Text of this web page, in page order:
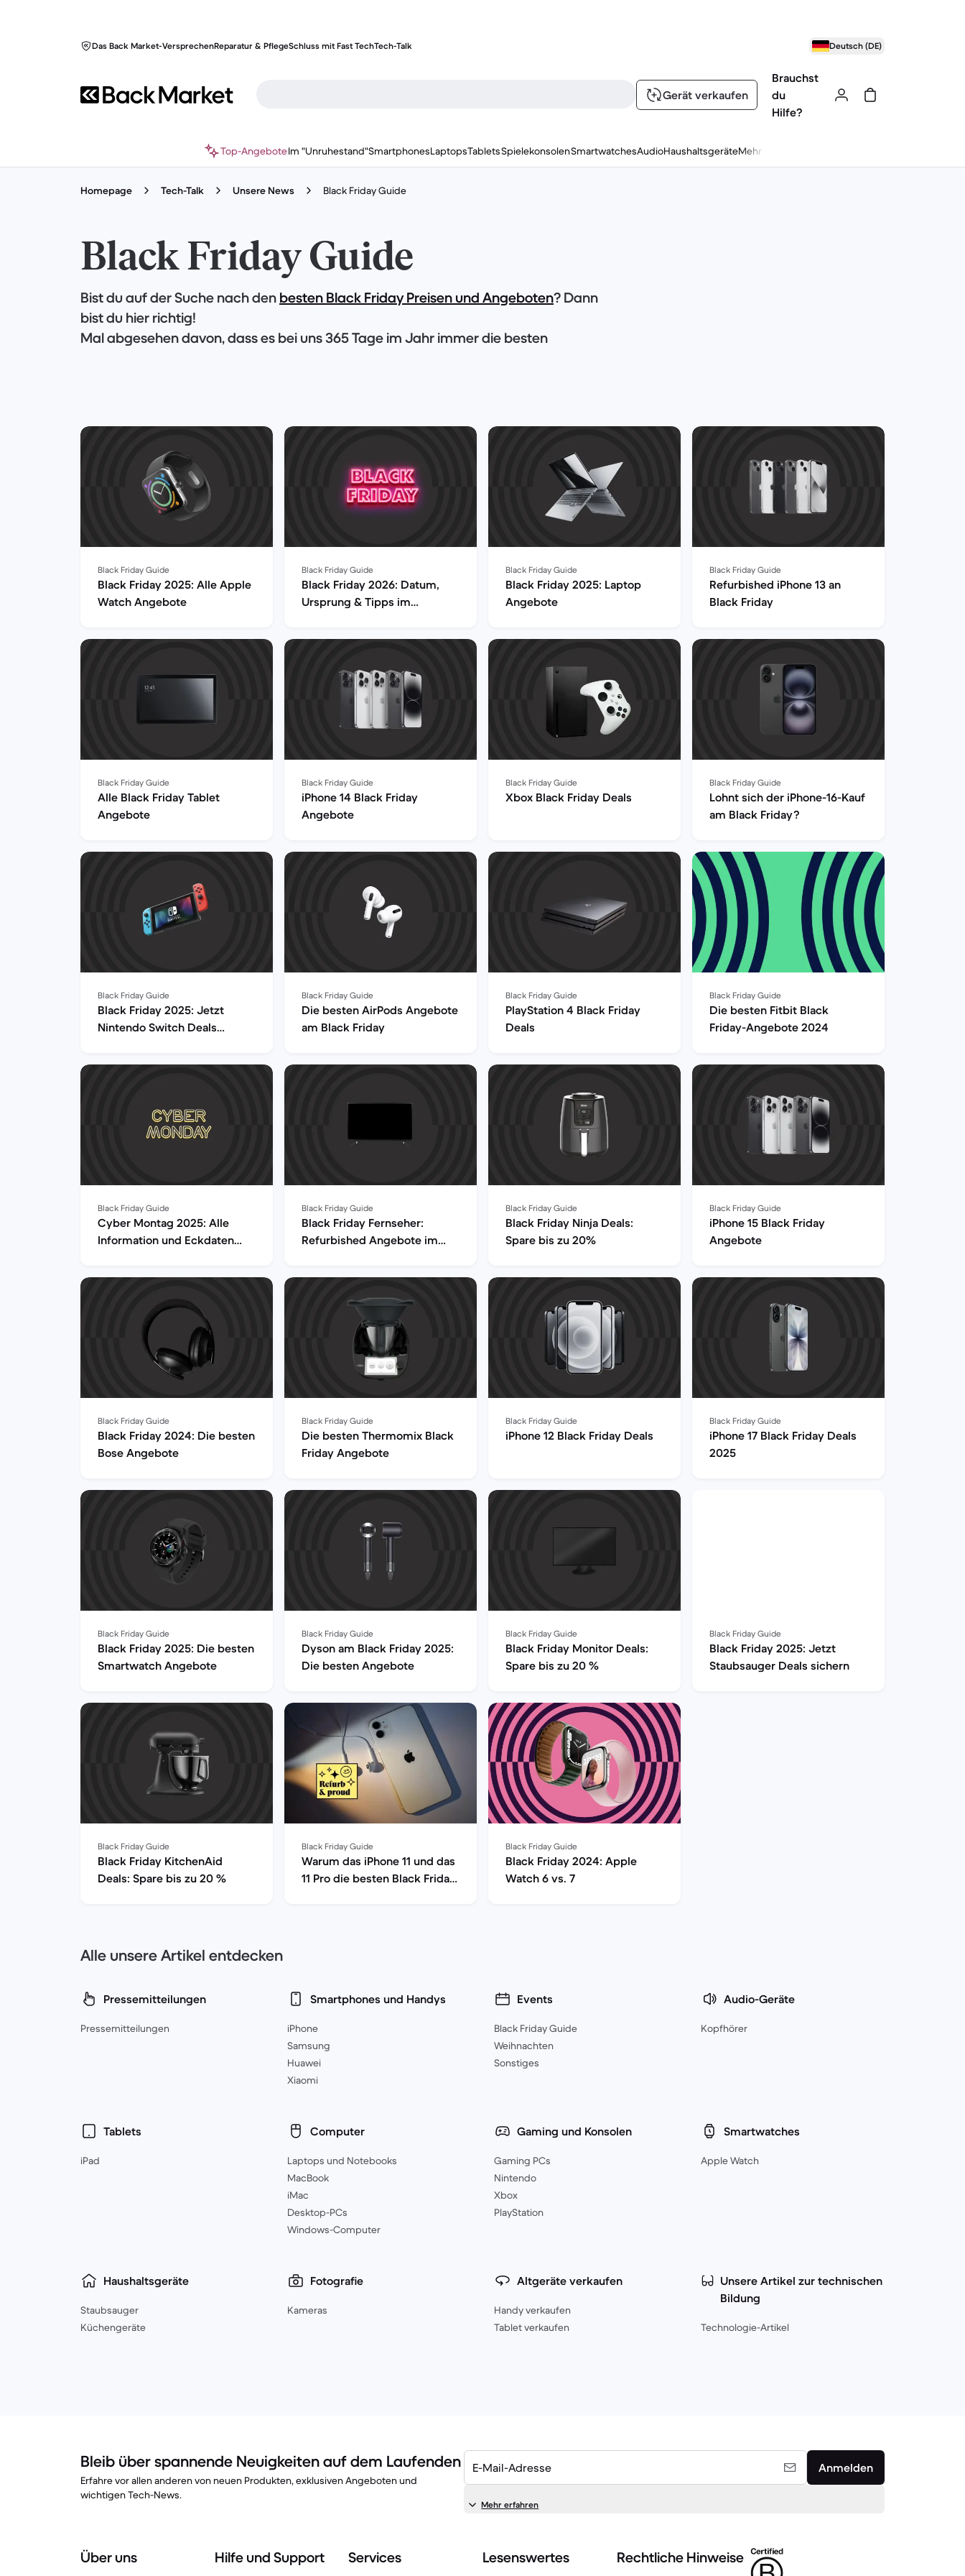
Das Back Market-VersprechenReparatur & PflegeSchluss mit Fast TechTech-Talk Deutsch (DE)
Gerät verkaufen
Brauchst
du
Hilfe?
Top-AngeboteIm "Unruhestand"SmartphonesLaptopsTabletsSpielekonsolenSmartwatchesAudioHaushaltsgeräteMehr
Homepage Tech-Talk Unsere News Black Friday Guide
Black Friday Guide
Bist du auf der Suche nach den besten Black Friday Preisen und Angeboten? Dann
bist du hier richtig!
Mal abgesehen davon, dass es bei uns 365 Tage im Jahr immer die besten
Black Friday Guide
Black Friday 2025: Alle Apple
Watch Angebote
Black Friday Guide
Black Friday 2026: Datum,
Ursprung & Tipps im
Black Friday Guide
Black Friday 2025: Laptop
Angebote
Black Friday Guide
Refurbished iPhone 13 an
Black Friday
Black Friday Guide
Alle Black Friday Tablet
Angebote
Black Friday Guide
iPhone 14 Black Friday
Angebote
Black Friday Guide
Xbox Black Friday Deals
Black Friday Guide
Lohnt sich der iPhone-16-Kauf
am Black Friday?
Black Friday Guide
Black Friday 2025: Jetzt
Nintendo Switch Deals
Black Friday Guide
Die besten AirPods Angebote
am Black Friday
Black Friday Guide
PlayStation 4 Black Friday
Deals
Black Friday Guide
Die besten Fitbit Black
Friday-Angebote 2024
Black Friday Guide
Cyber Montag 2025: Alle
Information und Eckdaten
Black Friday Guide
Black Friday Fernseher:
Refurbished Angebote im
Black Friday Guide
Black Friday Ninja Deals:
Spare bis zu 20%
Black Friday Guide
iPhone 15 Black Friday
Angebote
Black Friday Guide
Black Friday 2024: Die besten
Bose Angebote
Black Friday Guide
Die besten Thermomix Black
Friday Angebote
Black Friday Guide
iPhone 12 Black Friday Deals
Black Friday Guide
iPhone 17 Black Friday Deals
2025
Black Friday Guide
Black Friday 2025: Die besten
Smartwatch Angebote
Black Friday Guide
Dyson am Black Friday 2025:
Die besten Angebote
Black Friday Guide
Black Friday Monitor Deals:
Spare bis zu 20 %
Black Friday Guide
Black Friday 2025: Jetzt
Staubsauger Deals sichern
Black Friday Guide
Black Friday KitchenAid
Deals: Spare bis zu 20 %
Black Friday Guide
Warum das iPhone 11 und das
11 Pro die besten Black Friday
Black Friday Guide
Black Friday 2024: Apple
Watch 6 vs. 7
Alle unsere Artikel entdecken
Pressemitteilungen
Pressemitteilungen
Smartphones und Handys
iPhone
Samsung
Huawei
Xiaomi
Events
Black Friday Guide
Weihnachten
Sonstiges
Audio-Geräte
Kopfhörer
Tablets
iPad
Computer
Laptops und Notebooks
MacBook
iMac
Desktop-PCs
Windows-Computer
Gaming und Konsolen
Gaming PCs
Nintendo
Xbox
PlayStation
Smartwatches
Apple Watch
Haushaltsgeräte
Staubsauger
Küchengeräte
Fotografie
Kameras
Altgeräte verkaufen
Handy verkaufen
Tablet verkaufen
Unsere Artikel zur technischen
Bildung
Technologie-Artikel
Bleib über spannende Neuigkeiten auf dem Laufenden
Erfahre vor allen anderen von neuen Produkten, exklusiven Angeboten und
wichtigen Tech-News.
E-Mail-Adresse Anmelden
Mehr erfahren
Über uns Hilfe und Support Services Lesenswertes Rechtliche Hinweise